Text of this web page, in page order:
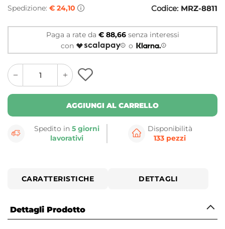
Spedizione: € 24,10 Codice: MRZ-8811
Paga a rate da € 88,66senza interessi
con
o
quantity
button
quantity
minus
button
AGGIUNGI AL CARRELLO
Spedito in5 giorni
lavorativi
Disponibilità
133 pezzi
CARATTERISTICHE DETTAGLI
Dettagli Prodotto